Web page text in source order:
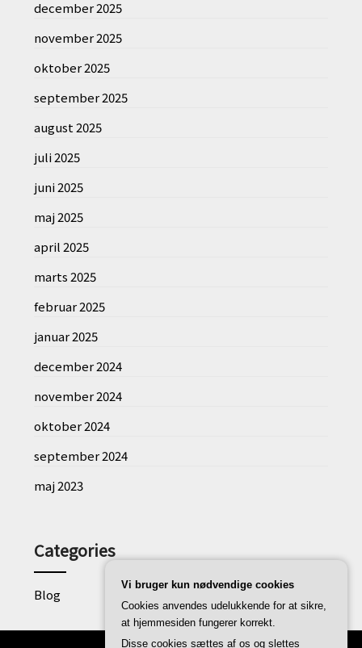
december 2025
november 2025
oktober 2025
september 2025
august 2025
juli 2025
juni 2025
maj 2025
april 2025
marts 2025
februar 2025
januar 2025
december 2024
november 2024
oktober 2024
september 2024
maj 2023
Categories
Blog
Vi bruger kun nødvendige cookies
Cookies anvendes udelukkende for at sikre,
at hjemmesiden fungerer korrekt.
Disse cookies sættes af os og slettes